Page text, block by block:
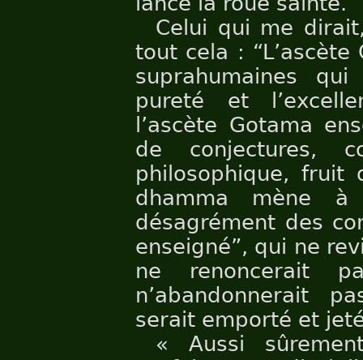
Celui qui me
tout cela : “L’ascète
suprahumaines
pureté et
l’ascète Gotama
de conjectures,
philosophique, fruit
dhamma mène
désagrément des
enseigné”, qui ne
ne renoncerait
n’abandonnerait
serait emporté et
« Aussi